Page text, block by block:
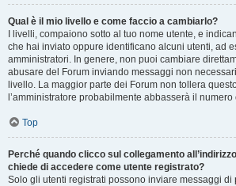
Qual è il mio livello e come faccio a cambiarlo?
I livelli, compaiono sotto al tuo nome utente, e
che hai inviato oppure identificano alcuni utenti, ad
amministratori. In genere, non puoi cambiare
abusare del Forum inviando messaggi non
livello. La maggior parte dei Forum non tollera
l’amministratore probabilmente abbasserà il
Top
Perché quando clicco sul collegamento
chiede di accedere come utente registrato?
Solo gli utenti registrati possono inviare messaggi di